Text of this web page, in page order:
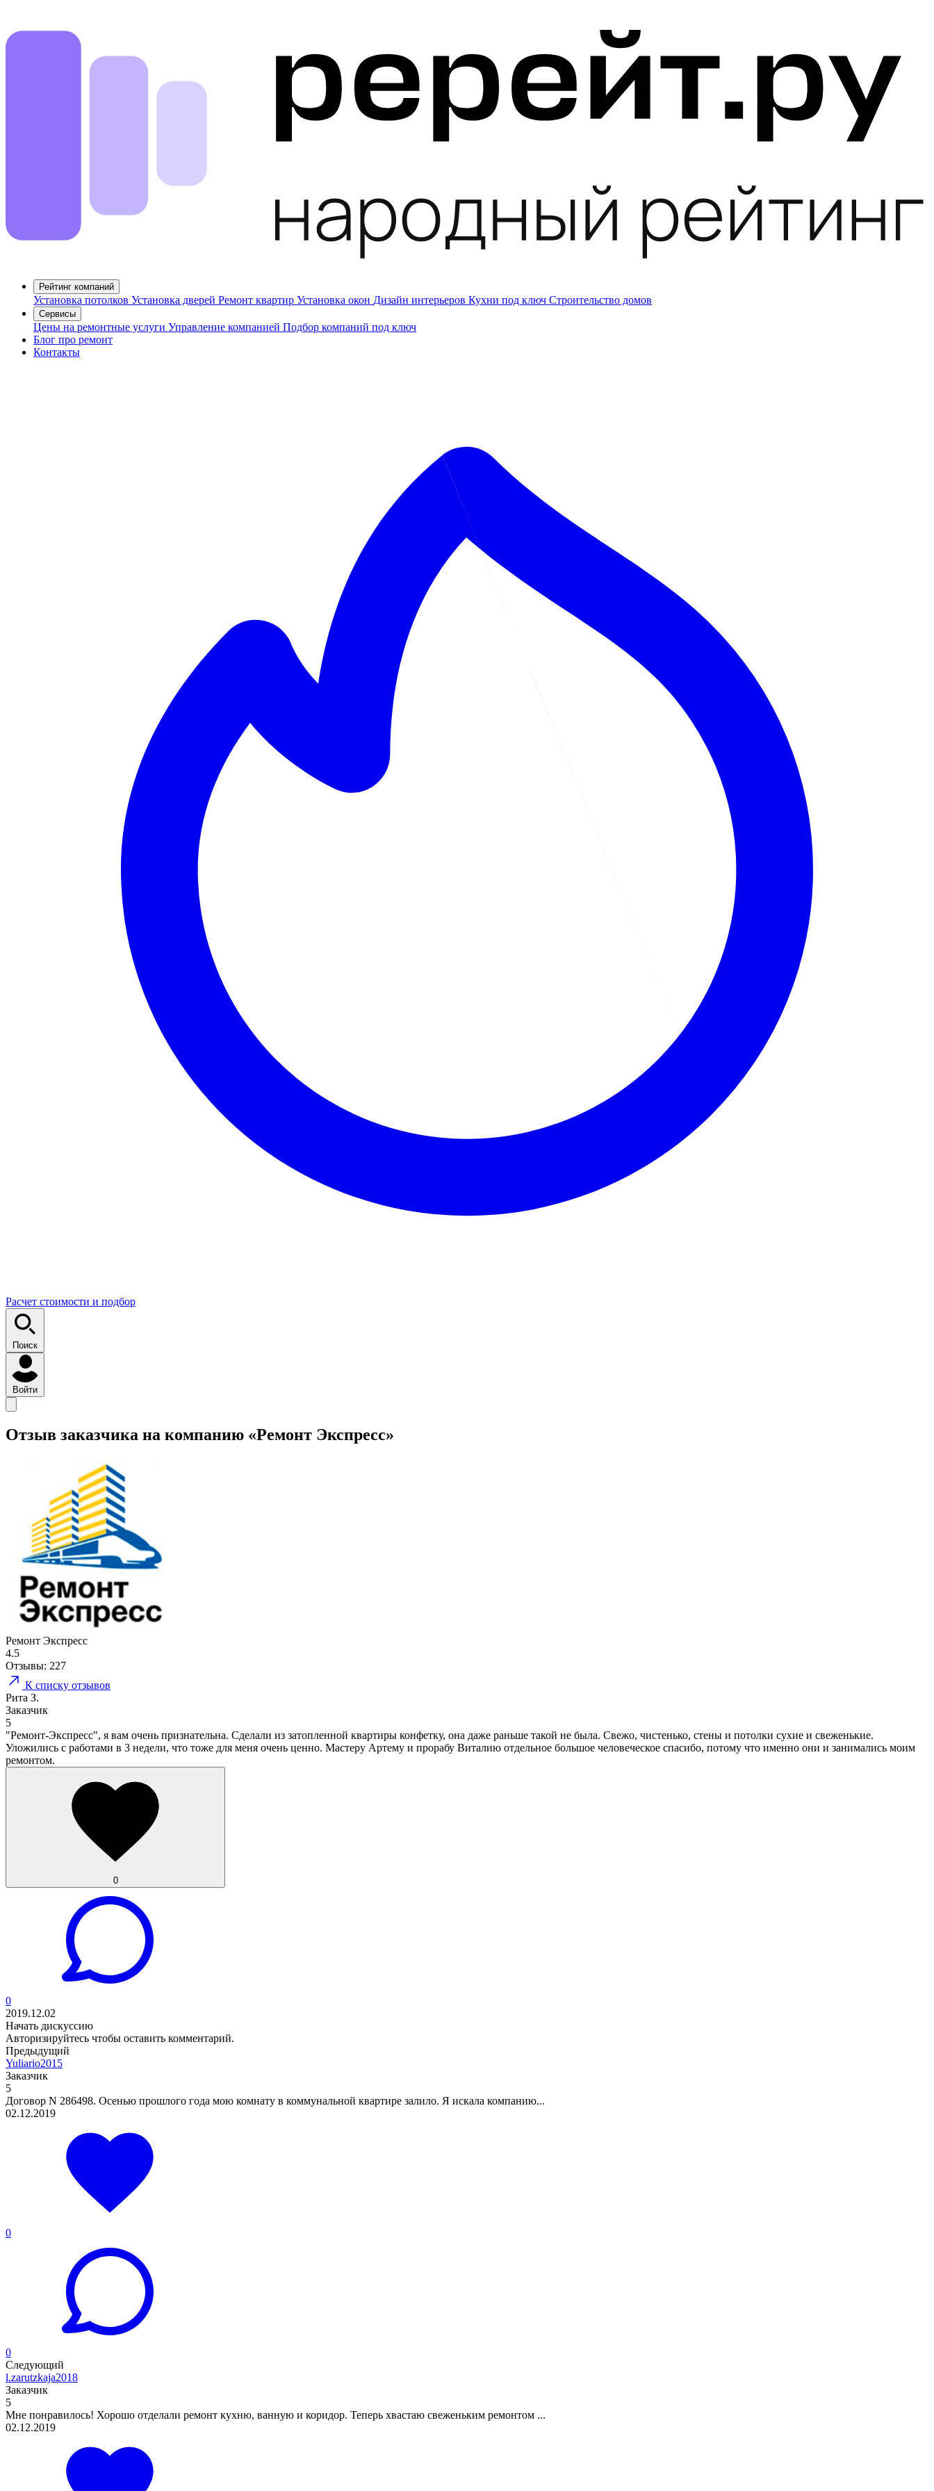
Рейтинг компаний
Установка потолков Установка дверей Ремонт квартир Установка окон Дизайн интерьеров Кухни под ключ Строительство домов
Сервисы
Цены на ремонтные услуги Управление компанией Подбор компаний под ключ
Блог про ремонт
Контакты
Расчет стоимости и подбор
Поиск
Войти
Отзыв заказчика на компанию «Ремонт Экспресс»
Ремонт Экспресс
4.5
Отзывы: 227
К списку отзывов
Рита З.
Заказчик
5
"Ремонт-Экспресс", я вам очень признательна. Сделали из затопленной квартиры конфетку, она даже раньше такой не была. Свежо, чистенько, стены и потолки сухие и свеженькие.
Уложились с работами в 3 недели, что тоже для меня очень ценно. Мастеру Артему и прорабу Виталию отдельное большое человеческое спасибо, потому что именно они и занимались моим
ремонтом.
0
0
2019.12.02
Начать дискуссию
Авторизируйтесь чтобы оставить комментарий.
Предыдущий
Yuliario2015
Заказчик
5
Договор N 286498. Осенью прошлого года мою комнату в коммунальной квартире залило. Я искала компанию...
02.12.2019
0
0
Следующий
l.zarutzkaja2018
Заказчик
5
Мне понравилось! Хорошо отделали ремонт кухню, ванную и коридор. Теперь хвастаю свеженьким ремонтом ...
02.12.2019